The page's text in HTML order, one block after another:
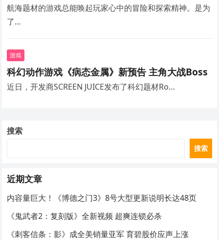
航海题材的游戏总能唤起玩家心中的冒险和探索精神。是为
了…
游戏
科幻动作游戏《病态金属》新预告 主角大战Boss
近日，开发商SCREEN JUICE发布了科幻题材Ro…
搜索
搜索
近期文章
内容量巨大！《博德之门3》8号大型更新说明长达48页
《鬼武者2：复刻版》全新视频 超爽连锁必杀
《刺客信条：影》成全美销量亚军 育碧股价应声上涨